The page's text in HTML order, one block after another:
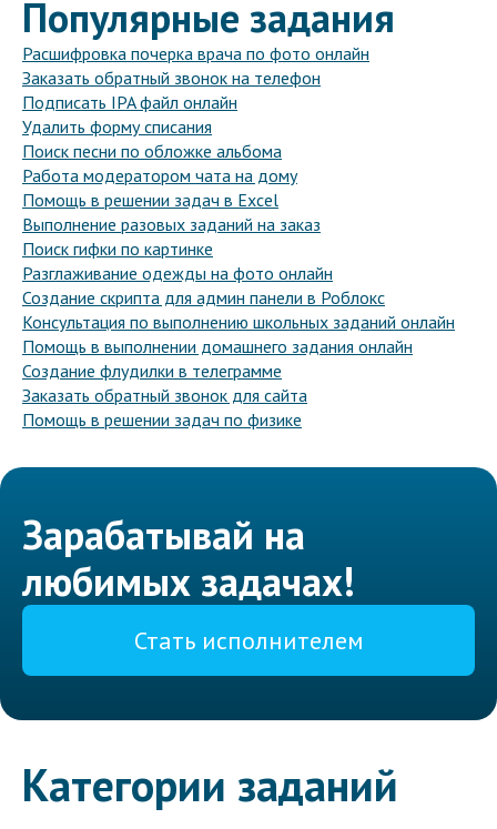
Популярные задания
Расшифровка почерка врача по фото онлайн
Заказать обратный звонок на телефон
Подписать IPA файл онлайн
Удалить форму списания
Поиск песни по обложке альбома
Работа модератором чата на дому
Помощь в решении задач в Excel
Выполнение разовых заданий на заказ
Поиск гифки по картинке
Разглаживание одежды на фото онлайн
Создание скрипта для админ панели в Роблокс
Консультация по выполнению школьных заданий онлайн
Помощь в выполнении домашнего задания онлайн
Создание флудилки в телеграмме
Заказать обратный звонок для сайта
Помощь в решении задач по физике
Зарабатывай на
любимых задачах!
Стать исполнителем
Категории заданий